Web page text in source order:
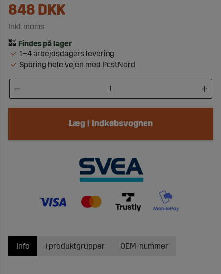
848 DKK
Inkl. moms
1–4 arbejdsdagers levering
Sporing hele vejen med PostNord
Læg i indkøbsvognen
Info I produktgrupper OEM-nummer